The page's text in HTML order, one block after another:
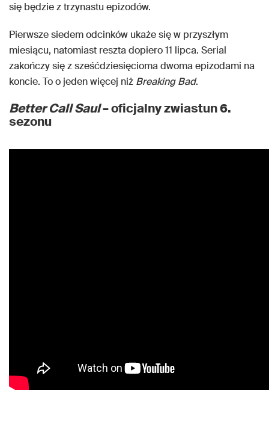
się będzie z trzynastu epizodów.
Pierwsze siedem odcinków ukaże się w przyszłym
miesiącu, natomiast reszta dopiero 11 lipca. Serial
zakończy się z sześćdziesięcioma dwoma epizodami na
koncie. To o jeden więcej niż Breaking Bad.
Better Call Saul– oficjalny zwiastun 6.
sezonu